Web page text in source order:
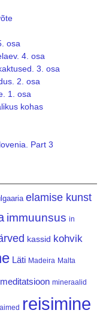
osa
4. osa
3. osa
2. osa
1. osa
kohas
Part 3
elamise kunst
immuunsus in
kassid kohvik
Läti Madeira Malta
meditatsioon mineraalid
reisimine